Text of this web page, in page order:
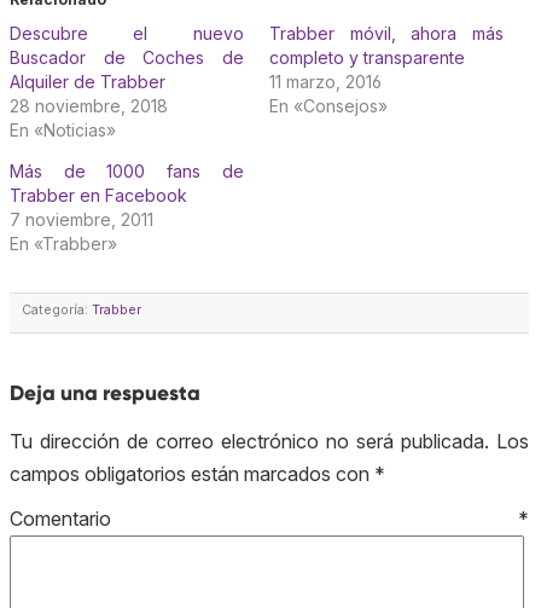
Descubre el nuevo
Buscador de Coches de
Alquiler de Trabber
28 noviembre, 2018
En «Noticias»
Trabber móvil, ahora más
completo y transparente
11 marzo, 2016
En «Consejos»
Más de 1000 fans de
Trabber en Facebook
7 noviembre, 2011
En «Trabber»
Categoría: Trabber
Deja una respuesta
Tu dirección de correo electrónico no será publicada. Los
campos obligatorios están marcados con *
Comentario *